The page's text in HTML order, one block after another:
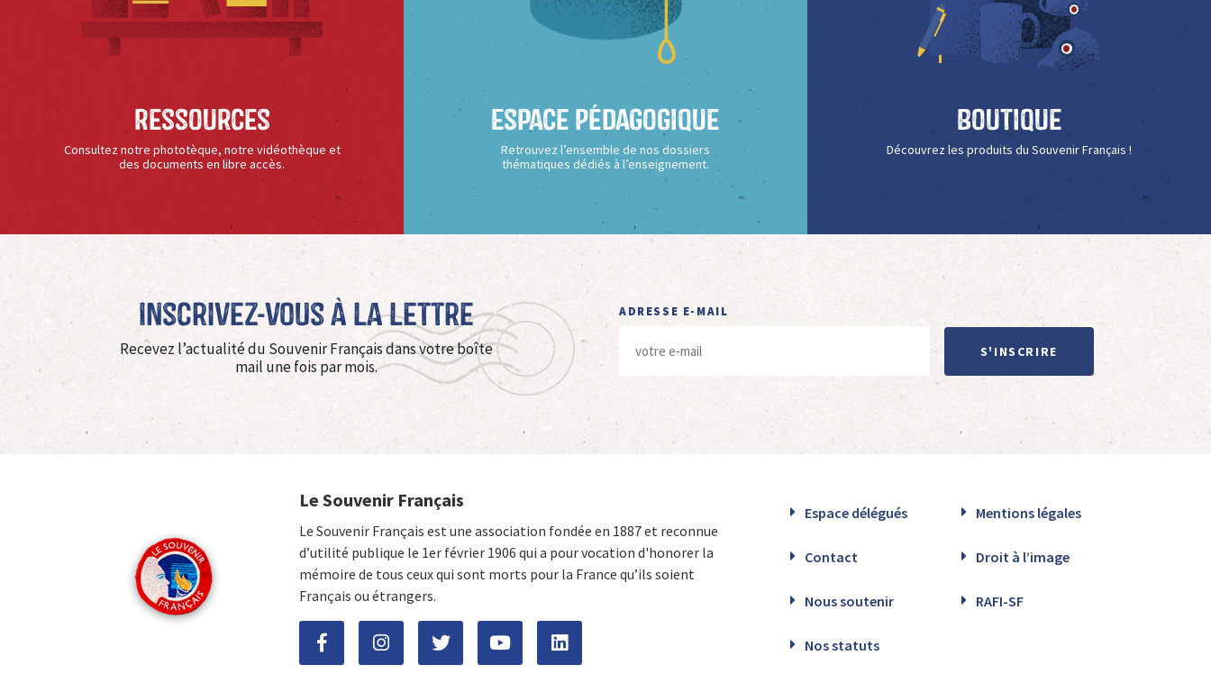
Ressources
Consultez notre phototèque, notre vidéothèque et
des documents en libre accès.
Espace Pédagogique
Retrouvez l’ensemble de nos dossiers
thématiques dédiés à l’enseignement.
Boutique
Découvrez les produits du Souvenir Français !
Inscrivez-vous à La Lettre
Recevez l’actualité du Souvenir Français dans votre boîte
mail une fois par mois.
ADRESSE E-MAIL
S'INSCRIRE
Le Souvenir Français
Le Souvenir Français est une association fondée en 1887 et reconnue
d’utilité publique le 1er février 1906 qui a pour vocation d'honorer la
mémoire de tous ceux qui sont morts pour la France qu’ils soient
Français ou étrangers.
Espace délégués Mentions légales
Contact Droit à l’image
Nous soutenir RAFI-SF
Nos statuts